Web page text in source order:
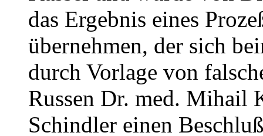
das Ergebnis eines
übernehmen, der sich
durch Vorlage von
Russen Dr. med. Mihail
Schindler einen